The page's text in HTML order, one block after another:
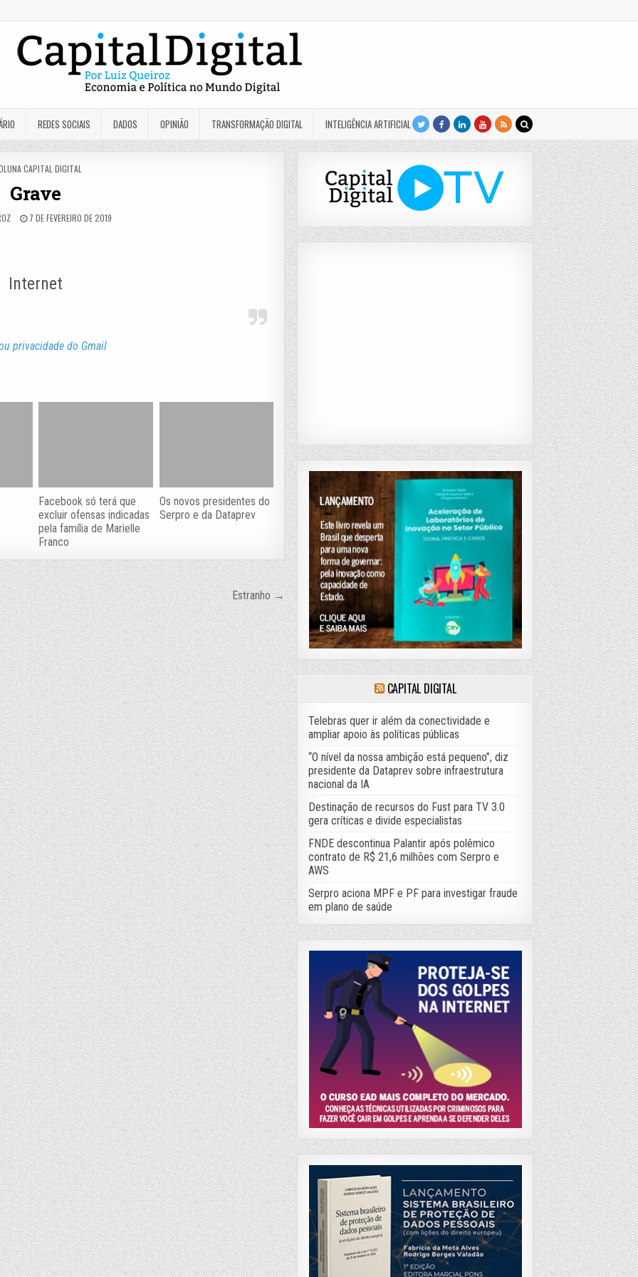
REDES SOCIAIS DADOS OPINIÃO TRANSFORMAÇÃO DIGITAL INTELIGÊNCIA ARTIFICIAL
CAPITAL DIGITAL
Grave
7 DE FEVEREIRO DE 2019
Internet
privacidade do Gmail
Facebook só terá que
excluir ofensas indicadas
pela família de Marielle
Franco
Os novos presidentes do
Serpro e da Dataprev
Estranho →
CAPITAL DIGITAL
Telebras quer ir além da conectividade e
ampliar apoio às políticas públicas
“O nível da nossa ambição está pequeno”, diz
presidente da Dataprev sobre infraestrutura
nacional da IA
Destinação de recursos do Fust para TV 3.0
gera críticas e divide especialistas
FNDE descontinua Palantir após polêmico
contrato de R$ 21,6 milhões com Serpro e
AWS
Serpro aciona MPF e PF para investigar fraude
em plano de saúde